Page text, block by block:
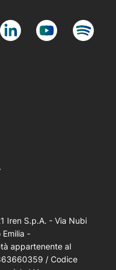
Iren S.p.A. - Via Nubi
-
appartenente al
/ Codice